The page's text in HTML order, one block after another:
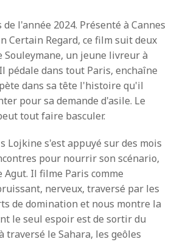
de l'année 2024. Présenté à Cannes
Certain Regard, ce film suit deux
Souleymane, un jeune livreur à
pédale dans tout Paris, enchaîne
dans sa tête l'histoire qu'il
pour sa demande d'asile. Le
tout faire basculer.
Lojkine s'est appuyé sur des mois
pour nourrir son scénario,
Il filme Paris comme
nerveux, traversé par les
de domination et nous montre la
le seul espoir est de sortir du
traversé le Sahara, les geôles